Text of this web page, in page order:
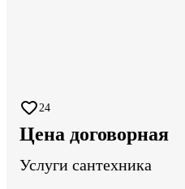
24
Цена договорная
Услуги сантехника